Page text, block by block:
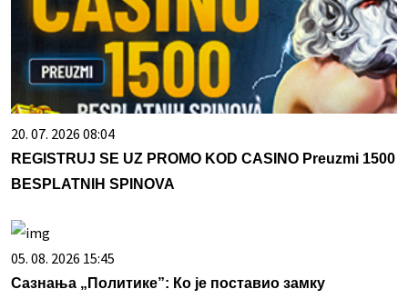
20. 07. 2026 08:04
REGISTRUJ SE UZ PROMO KOD CASINO Preuzmi 1500
BESPLATNIH SPINOVA
05. 08. 2026 15:45
Сазнања „Политике”: Ко је поставио замку